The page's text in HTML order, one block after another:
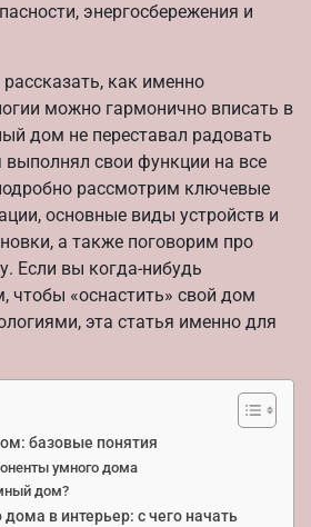
энергосбережения и
рассказать, как именно
можно гармонично вписать в
дом не переставал радовать
выполнял свои функции на все
рассмотрим ключевые
основные виды устройств и
а также поговорим про
Если вы когда-нибудь
чтобы «оснастить» свой дом
эта статья именно для
базовые понятия
умного дома
дом?
в интерьер: с чего начать